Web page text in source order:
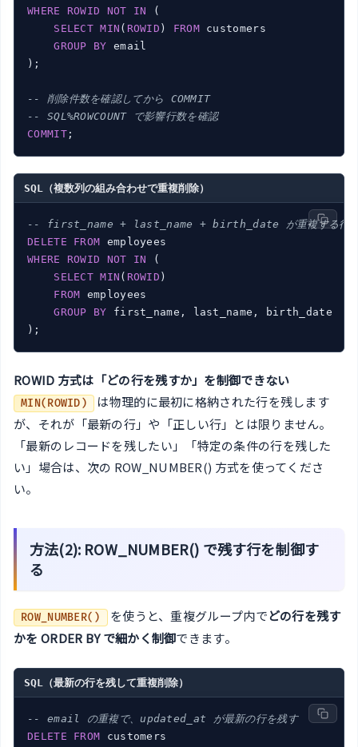
WHERE
ROWID NOT IN (
SELECT MIN ( ROWID ) FROM customers
GROUP
BY email
);
-- 削除件数を確認してから COMMIT
-- SQL%ROWCOUNT で影響行数を確認
COMMIT
SQL（複数列の組み合わせで重複削除）
-- first_name + last_name + birth_date が重複する行を
DELETE
FROM
WHERE
ROWID NOT IN (
SELECT MIN ( ROWID )
FROM employees
GROUP
BY first_name, last_name, birth_date
ROWID 方式は「どの行を残すか」を制御できない
MIN(ROWID)
は物理的に最初に格納された行を残します
が、それが「最新の行」や「正しい行」とは限りません。
「最新のレコードを残したい」「特定の条件の行を残した
い」場合は、次の ROW_NUMBER() 方式を使ってくださ
い。
方法(2): ROW_NUMBER() で残す行を制御す
る
ROW_NUMBER() を使うと、重複グループ内でどの行を残す
かを ORDER BY で細かく制御できます。
SQL（最新の行を残して重複削除）
-- email の重複で、updated_at が最新の行を残す
DELETE
FROM